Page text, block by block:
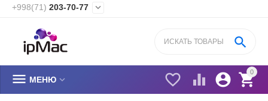
+998(71) 203-70-77 
0


 

 МЕНЮ 